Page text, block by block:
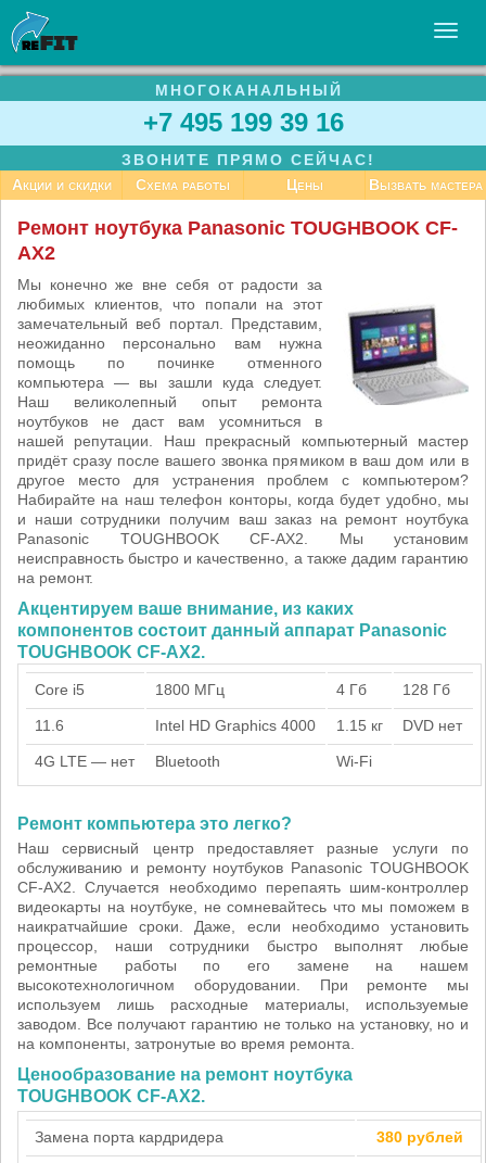
УСЛУГИ
БИЗНЕСУ
СТАТЬИ
МНОГОКАНАЛЬНЫЙ
+7 495 199 39 16
ЗВОНИТЕ ПРЯМО СЕЙЧАС!
Акции и скидки
Схема работы Цены Вызвать мастера
Ремонт ноутбука Panasonic TOUGHBOOK CF-
AX2
Мы конечно же вне себя от радости за
любимых клиентов, что попали на этот
замечательный веб портал. Представим,
неожиданно персонально вам нужна
помощь по починке отменного
компьютера — вы зашли куда следует.
Наш великолепный опыт ремонта
ноутбуков не даст вам усомниться в
нашей репутации. Наш прекрасный компьютерный мастер
придёт сразу после вашего звонка прямиком в ваш дом или в
другое место для устранения проблем с компьютером?
Набирайте на наш телефон конторы, когда будет удобно, мы
и наши сотрудники получим ваш заказ на ремонт ноутбука
Panasonic TOUGHBOOK CF-AX2. Мы установим
неисправность быстро и качественно, а также дадим гарантию
на ремонт.
Акцентируем ваше внимание, из каких
компонентов состоит данный аппарат Panasonic
TOUGHBOOK CF-AX2.
Core i5 1800 МГц 4 Гб 128 Гб
11.6 Intel HD Graphics 4000 1.15 кг DVD нет
4G LTE — нет Bluetooth Wi-Fi
Ремонт компьютера это легко?
Наш сервисный центр предоставляет разные услуги по
обслуживанию и ремонту ноутбуков Panasonic TOUGHBOOK
CF-AX2. Случается необходимо перепаять шим-контроллер
видеокарты на ноутбуке, не сомневайтесь что мы поможем в
наикратчайшие сроки. Даже, если необходимо установить
процессор, наши сотрудники быстро выполнят любые
ремонтные работы по его замене на нашем
высокотехнологичном оборудовании. При ремонте мы
используем лишь расходные материалы, используемые
заводом. Все получают гарантию не только на установку, но и
на компоненты, затронутые во время ремонта.
Ценообразование на ремонт ноутбука
TOUGHBOOK CF-AX2.
Замена порта кардридера 380 рублей